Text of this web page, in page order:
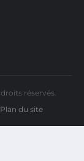
réservés.
Plan du site